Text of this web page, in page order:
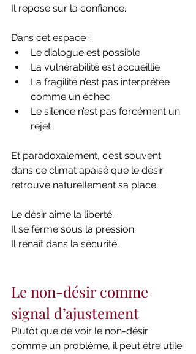
Il repose sur la confiance.
Dans cet espace :
Le dialogue est possible
La vulnérabilité est accueillie
La fragilité n’est pas interprétée
comme un échec
Le silence n’est pas forcément un
rejet
Et paradoxalement, c’est souvent
dans ce climat apaisé que le désir
retrouve naturellement sa place.
Le désir aime la liberté.
Il se ferme sous la pression.
Il renaît dans la sécurité.
Le non-désir comme
signal d’ajustement
Plutôt que de voir le non-désir
comme un problème, il peut être utile